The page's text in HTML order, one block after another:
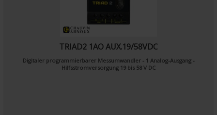
TRIAD2 1AO AUX.19/58VDC
Digitaler programmierbarer Messumwandler - 1 Analog-Ausgang -
Hilfsstromversorgung 19 bis 58 V DC